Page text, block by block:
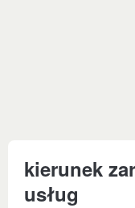
kierunek
usług